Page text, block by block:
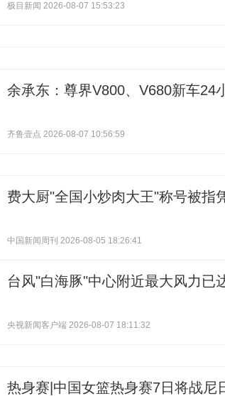
极目新闻 2026-08-07 15:53:23
余承东：尊界V800、V680新车24
齐鲁壹点 2026-08-07 10:56:59
费大厨"全国小炒肉大王"称号被指
中国新闻周刊 2026-08-05 18:26:41
台风"白海豚"中心附近最大风力已
央视新闻客户端 2026-08-07 18:11:32
热身赛|中国女篮热身赛7日将战尼